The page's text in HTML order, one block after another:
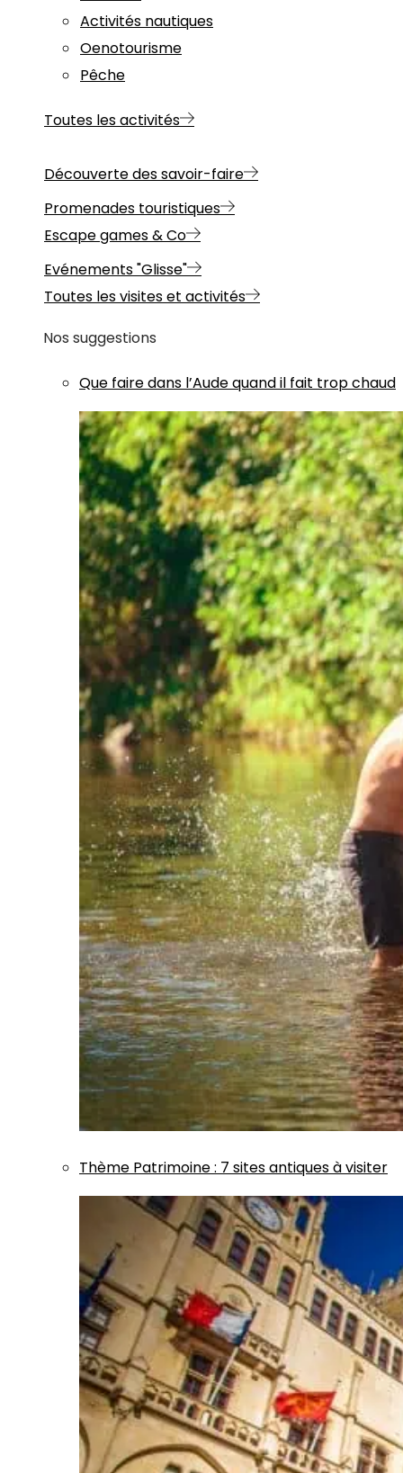
Activités nautiques
Oenotourisme
Pêche
Toutes les activités
Découverte des savoir-faire
Promenades touristiques
Escape games & Co
Evénements "Glisse"
Toutes les visites et activités
Nos suggestions
Que faire dans l’Aude quand il fait trop chaud
Thème Patrimoine: 7 sites antiques à visiter